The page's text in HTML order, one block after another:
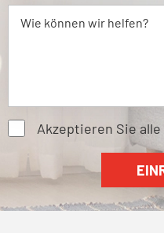
Akzeptieren Sie alle